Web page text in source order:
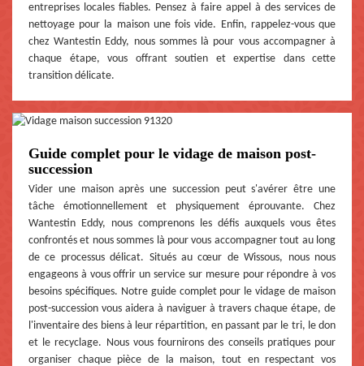
entreprises locales fiables. Pensez à faire appel à des services de
nettoyage pour la maison une fois vide. Enfin, rappelez-vous que
chez Wantestin Eddy, nous sommes là pour vous accompagner à
chaque étape, vous offrant soutien et expertise dans cette
transition délicate.
Guide complet pour le vidage de maison post-
succession
Vider une maison après une succession peut s'avérer être une
tâche émotionnellement et physiquement éprouvante. Chez
Wantestin Eddy, nous comprenons les défis auxquels vous êtes
confrontés et nous sommes là pour vous accompagner tout au long
de ce processus délicat. Situés au cœur de Wissous, nous nous
engageons à vous offrir un service sur mesure pour répondre à vos
besoins spécifiques. Notre guide complet pour le vidage de maison
post-succession vous aidera à naviguer à travers chaque étape, de
l'inventaire des biens à leur répartition, en passant par le tri, le don
et le recyclage. Nous vous fournirons des conseils pratiques pour
organiser chaque pièce de la maison, tout en respectant vos